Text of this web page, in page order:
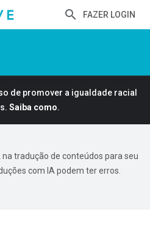
FAZER LOGIN
de promover a igualdade racial
Saiba como.
na tradução de conteúdos para seu
com IA podem ter erros.